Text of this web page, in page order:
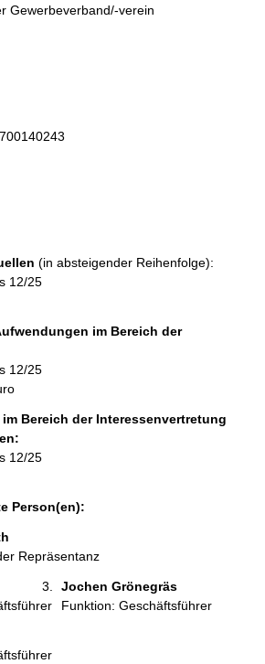
Gewerbeverband/-verein
(in absteigender Reihenfolge):
12/25
im Bereich der
12/25
Bereich der Interessenvertretung
12/25
Person(en):
Repräsentanz
Jochen Grönegräs
Funktion: Geschäftsführer